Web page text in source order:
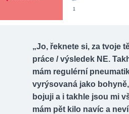
1
„Jo, řeknete si, za tvoje
práce / výsledek NE.
mám regulérní
vyrýsovaná jako
bojuji a i takhle jsou mi
mám pět kilo navíc a